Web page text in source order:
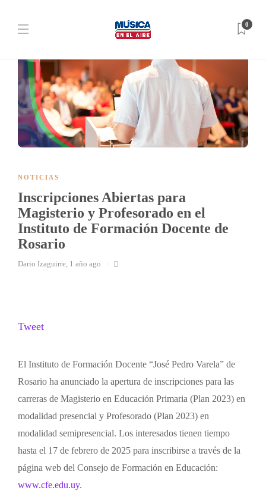
0
NOTICIAS
Inscripciones Abiertas para
Magisterio y Profesorado en el
Instituto de Formación Docente de
Rosario
Dario Izaguirre, 1 año ago
Tweet
El Instituto de Formación Docente “José Pedro Varela” de
Rosario ha anunciado la apertura de inscripciones para las
carreras de Magisterio en Educación Primaria (Plan 2023) en
modalidad presencial y Profesorado (Plan 2023) en
modalidad semipresencial. Los interesados tienen tiempo
hasta el 17 de febrero de 2025 para inscribirse a través de la
página web del Consejo de Formación en Educación:
www.cfe.edu.uy.